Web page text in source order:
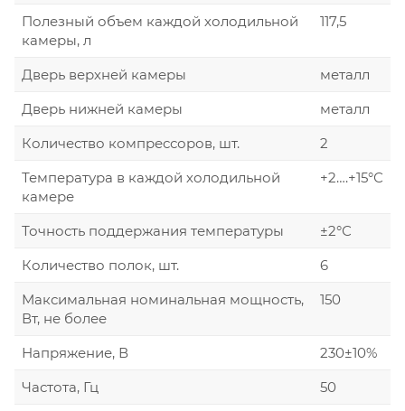
Полезный объем каждой холодильной
камеры, л
117,5
Дверь верхней камеры
металл
Дверь нижней камеры
металл
Количество компрессоров, шт.
2
Температура в каждой холодильной
камере
+2….+15°С
Точность поддержания температуры
±2°С
Количество полок, шт.
6
Максимальная номинальная мощность,
Вт, не более
150
Напряжение, В
230±10%
Частота, Гц
50